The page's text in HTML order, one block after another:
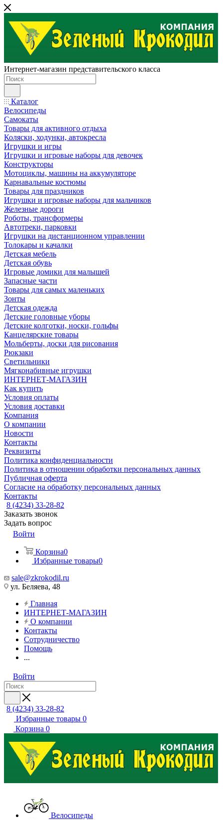
Интернет-магазин представительского класса
Каталог
Велосипеды
Самокаты
Товары для активного отдыха
Коляски, ходунки, автокресла
Игрушки и игры
Игрушки и игровые наборы для девочек
Конструкторы
Мотоциклы, машины на аккумуляторе
Карнавальные костюмы
Товары для праздников
Игрушки и игровые наборы для мальчиков
Железные дороги
Роботы, трансформеры
Автотреки, парковки
Игрушки на дистанционном управлении
Толокары и качалки
Детская мебель
Детская обувь
Игровые домики для малышей
Запасные части
Товары для самых маленьких
Зонты
Детская одежда
Детские головные уборы
Детские колготки, носки, гольфы
Канцелярские товары
Мольберты, доски для рисования
Рюкзаки
Светильники
Мягконабивные игрушки
ИНТЕРНЕТ-МАГАЗИН
Как купить
Условия оплаты
Условия доставки
Компания
О компании
Новости
Контакты
Реквизиты
Политика конфиденциальности
Политика в отношении обработки персональных данных
Публичная оферта
Согласие на обработку персональных данных
Контакты
8 (4234) 33-28-82
Заказать звонок
Задать вопрос
Войти
Корзина0
Избранные товары0
sale@zkrokodil.ru
ул. Беляева, 48
Главная
ИНТЕРНЕТ-МАГАЗИН
О компании
Контакты
Сотрудничество
Помощь
...
Войти
8 (4234) 33-28-82
Избранные товары 0
Корзина 0
Велосипеды